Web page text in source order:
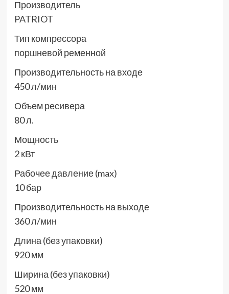
Производитель
PATRIOT
Тип компрессора
поршневой ременной
Производительность на входе
450 л/мин
Объем ресивера
80 л.
Мощность
2 кВт
Рабочее давление (max)
10 бар
Производительность на выходе
360 л/мин
Длина (без упаковки)
920 мм
Ширина (без упаковки)
520 мм